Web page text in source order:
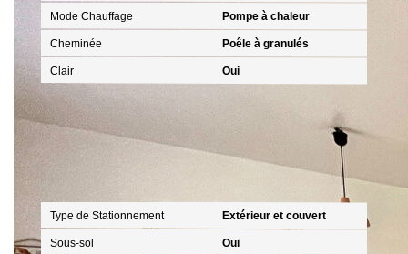
Mode Chauffage Pompe à chaleur
Cheminée Poêle à granulés
Clair Oui
Type de Stationnement Extérieur et couvert
Sous-sol Oui